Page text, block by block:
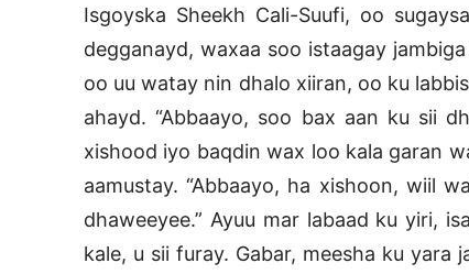
Isgoyska Sheekh Cali-Suufi, oo
degganayd, waxaa soo istaagay
oo uu watay nin dhalo xiiran, oo ku
ahayd. “Abbaayo, soo bax aan ku sii
xishood iyo baqdin wax loo kala garan
aamustay. “Abbaayo, ha xishoon, wiil
dhaweeyee.” Ayuu mar labaad ku yiri,
kale, u sii furay. Gabar, meesha ku yara